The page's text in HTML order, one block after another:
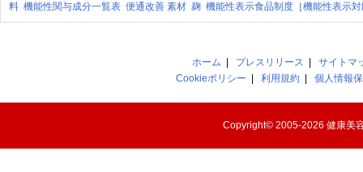
料 機能性関与成分一覧表 便通改善 素材 麹 機能性表示食品制度［機能性表示
ホーム プレスリリース
サイトマ
Cookieポリシー
利用規約| 個人情報
Copyright© 2005-2026 健康美